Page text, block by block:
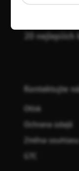
20
Kontaktujte
Otisk
Ochrana údajů
Změna